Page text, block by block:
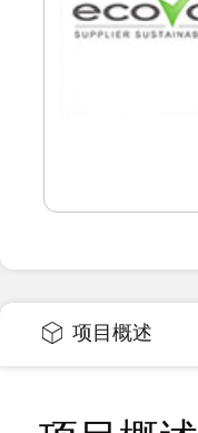
项目概述